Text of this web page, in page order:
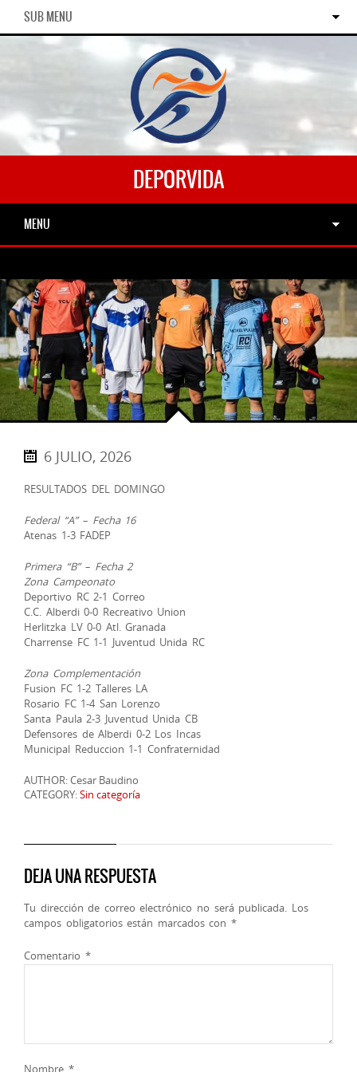
SUB MENU
DEPORVIDA
MENU
6 JULIO, 2026
RESULTADOS DEL DOMINGO
Federal “A” – Fecha 16
Atenas 1-3 FADEP
Primera “B” – Fecha 2
Zona Campeonato
Deportivo RC 2-1 Correo
C.C. Alberdi 0-0 Recreativo Union
Herlitzka LV 0-0 Atl. Granada
Charrense FC 1-1 Juventud Unida RC
Zona Complementación
Fusion FC 1-2 Talleres LA
Rosario FC 1-4 San Lorenzo
Santa Paula 2-3 Juventud Unida CB
Defensores de Alberdi 0-2 Los Incas
Municipal Reduccion 1-1 Confraternidad
AUTHOR: Cesar Baudino
CATEGORY:Sin categoría
DEJA UNA RESPUESTA
Tu dirección de correo electrónico no será publicada. Los
campos obligatorios están marcados con *
Comentario *
Nombre *